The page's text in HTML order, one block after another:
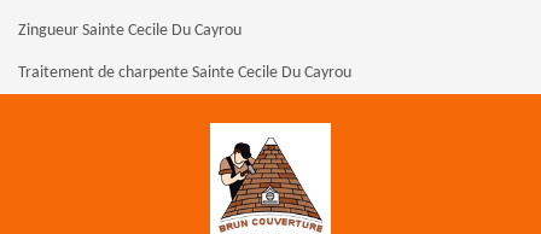
Zingueur Sainte Cecile Du Cayrou
Traitement de charpente Sainte Cecile Du Cayrou